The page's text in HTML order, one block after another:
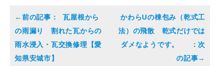
瓦屋根から
の雨漏り 割れた瓦からの
雨水浸入・瓦交換修理【愛
知県安城市】
かわらUの棟包み（乾式工
法）の飛散 乾式だけでは
ダメなようです。